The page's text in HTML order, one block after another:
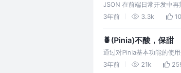
JSON 在前端日常开发中
JSON Schema呢？
3年前 3.3k 10
🍍(Pinia)不酸，保甜
通过对Pinia基本功能的使
个🍍不酸，亲测保甜！
3年前 21k